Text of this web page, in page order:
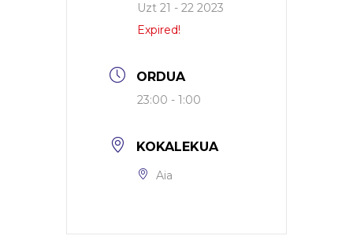
Uzt 21 - 22 2023
Expired!
ORDUA
23:00 - 1:00
KOKALEKUA
Aia